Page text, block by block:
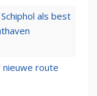
als best
nieuwe route